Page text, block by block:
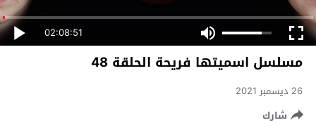
02:08:51
مسلسل اسميتها فريحة الحلقة 48
26 ديسمبر 2021
شارك